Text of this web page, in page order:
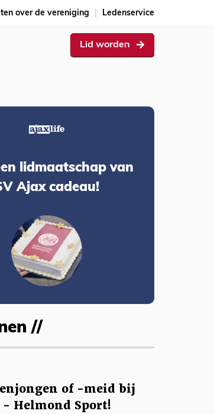
over de vereniging Ledenservice
Lid worden
lidmaatschap van
Ajax cadeau!
//
of -meid bij
- Helmond Sport!